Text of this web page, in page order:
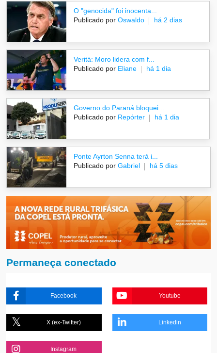
O "genocida" foi inocenta...
Publicado por Oswaldo há 2 dias
Veritá: Moro lidera com f...
Publicado por Eliane há 1 dia
Governo do Paraná bloquei...
Publicado por Repórter há 1 dia
Ponte Ayrton Senna terá i...
Publicado por Gabriel há 5 dias
Permaneça conectado
Facebook Youtube
X (ex-Twitter) Linkedin
Instagram